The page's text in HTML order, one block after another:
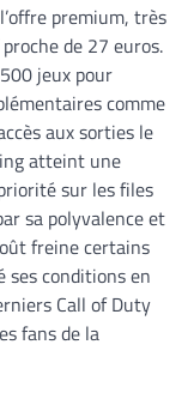
premium, très
de 27 euros.
jeux pour
comme
aux sorties le
atteint une
sur les files
sa polyvalence et
freine certains
ses conditions en
Call of Duty
fans de la